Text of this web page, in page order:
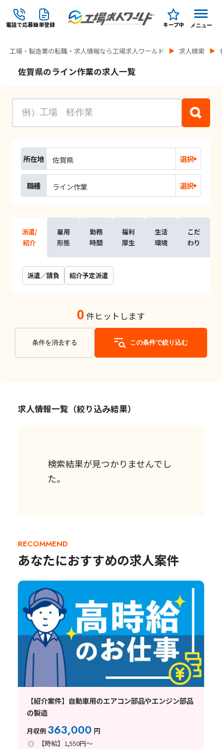
電話で応募簡単登録 キープ中 メニュー
工場・製造業の転職・求人情報なら工場求人ワールド 求人検索
佐賀県のライン作業の求人一覧
所在地 佐賀県 選択
職種 ライン作業 選択
派遣/
紹介
雇用
形態
勤務
時間
福利
厚生
生活
環境
こだ
わり
派遣／請負 紹介予定派遣
0 件ヒットします
条件を消去する この条件で絞り込む
求人情報一覧（絞り込み結果）
検索結果が見つかりませんでし
た。
RECOMMEND
あなたにおすすめの求人案件
【紹介案件】自動車用のエアコン部品やエンジン部品
の製造
月収例 363,000 円
【時給】1,550円～